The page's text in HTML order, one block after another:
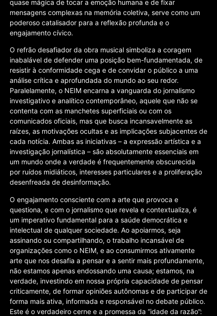
quase mágica de tocar a emoção humana e de fixar
mensagens complexas na memória coletiva, serve como um
poderoso catalisador para a reflexão profunda e o
engajamento cívico.
O refrão desafiador da obra musical simboliza a coragem
inabalável de defender uma posição bem-fundamentada, de
resistir à conformidade cega e de convidar o público a uma
análise crítica e aprofundada do mundo ao seu redor.
Paralelamente, o NEIM encarna a vanguarda do jornalismo
investigativo e analítico contemporâneo, aquele que não se
contenta com as manchetes superficiais ou com os
comunicados oficiais, mas que busca incansavelmente as
raízes, as motivações ocultas e as implicações subjacentes de
cada notícia. Ambas as iniciativas – a expressão artística e a
investigação jornalística – são absolutamente essenciais em
um mundo onde a verdade é frequentemente obscurecida
por ruídos midiáticos, interesses particulares e a proliferação
desenfreada de desinformação.
O engajamento consciente com a arte que provoca e
questiona, e com o jornalismo que revela e contextualiza, é
um imperativo fundamental para a saúde democrática e
intelectual de qualquer sociedade. Ao apoiarmos, seja
assinando ou compartilhando, o trabalho incansável de
organizações como o NEIM, e ao consumirmos ativamente
arte que nos desafia a pensar e a sentir mais profundamente,
não estamos apenas endossando uma causa; estamos, na
verdade, investindo em nossa própria capacidade de pensar
criticamente, de formar opiniões autônomas e de participar de
forma mais ativa, informada e responsável no debate público.
Este é o verdadeiro cerne e a promessa da “idade da razão”: